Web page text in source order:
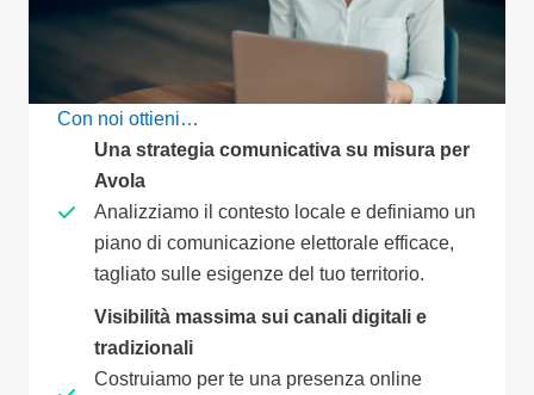
Con noi ottieni…
Una strategia comunicativa su misura per
Avola
Analizziamo il contesto locale e definiamo un
piano di comunicazione elettorale efficace,
tagliato sulle esigenze del tuo territorio.
Visibilità massima sui canali digitali e
tradizionali
Costruiamo per te una presenza online